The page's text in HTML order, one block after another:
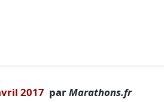
2017 parMarathons.fr